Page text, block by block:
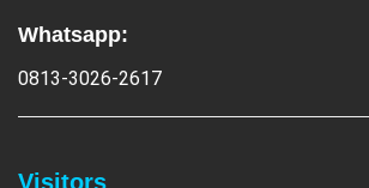
Whatsapp:
0813-3026-2617
Visitors